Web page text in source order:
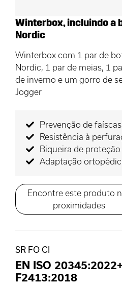
Winterbox, incluindo a
Nordic
Winterbox com 1 par de
Nordic, 1 par de meias, 1
de inverno e um gorro de
Jogger
Prevenção de
Resistência à
Biqueira de proteção
Adaptação
Encontre este produto
proximidades
SR FO CI
EN ISO
F2413:2018